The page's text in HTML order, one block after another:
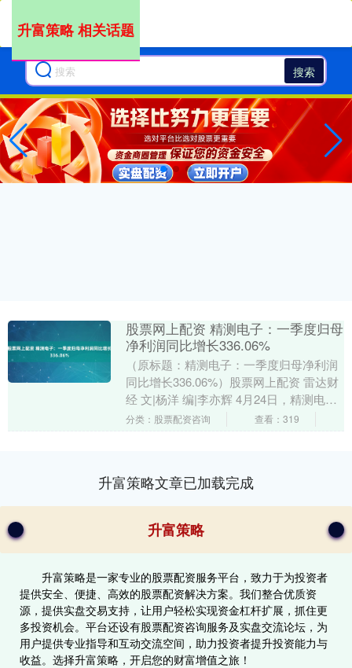
搜索
升富策略 相关话题
股票网上配资 精测电子：一季度归母
净利润同比增长336.06%
（原标题：精测电子：一季度归母净利润
同比增长336.06%）股票网上配资 雷达财
经 文|杨洋 编|李亦辉 4月24日，精测电子
(300567)发布2025年第一....
分类：股票配资咨询 查看：319
升富策略文章已加载完成
升富策略
升富策略是一家专业的股票配资服务平台，致力于为投资者
提供安全、便捷、高效的股票配资解决方案。我们整合优质资
源，提供实盘交易支持，让用户轻松实现资金杠杆扩展，抓住更
多投资机会。平台还设有股票配资咨询服务及实盘交流论坛，为
用户提供专业指导和互动交流空间，助力投资者提升投资能力与
收益。选择升富策略，开启您的财富增值之旅！